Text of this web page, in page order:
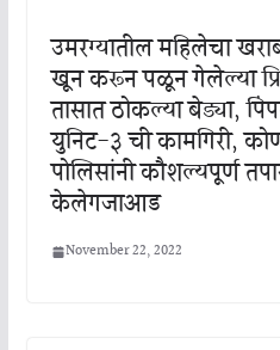
उमरग्यातील महिलेचा
खून करून पळून गेलेल्या
तासात ठोकल्या बेड्या,
युनिट-३ ची कामगिरी,
पोलिसांनी कौशल्यपूर्ण
केलेगजाआड
November 22, 2022